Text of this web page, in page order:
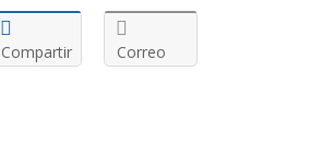
Compartir Correo